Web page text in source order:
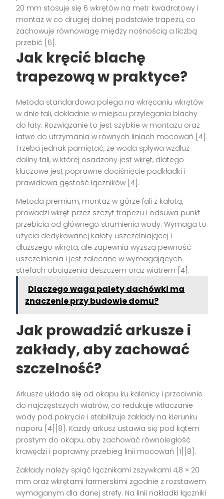
20 mm stosuje się 6 wkrętów na metr kwadratowy i
montaż w co drugiej dolnej podstawie trapezu, co
zachowuje równowagę między nośnością a liczbą
przebić [6].
Jak kręcić blachę
trapezową w praktyce?
Metoda standardowa polega na wkręcaniu wkrętów
w dnie fali, dokładnie w miejscu przylegania blachy
do łaty. Rozwiązanie to jest szybkie w montażu oraz
łatwe do utrzymania w równych liniach mocowań [4].
Trzeba jednak pamiętać, że woda spływa wzdłuż
doliny fali, w której osadzony jest wkręt, dlatego
kluczowe jest poprawne dociśnięcie podkładki i
prawidłowa gęstość łączników [4].
Metoda premium, montaż w górze fali z kałotą,
prowadzi wkręt przez szczyt trapezu i odsuwa punkt
przebicia od głównego strumienia wody. Wymaga to
użycia dedykowanej kałoty uszczelniającej i
dłuższego wkręta, ale zapewnia wyższą pewność
uszczelnienia i jest zalecane w wymagających
strefach obciążenia deszczem oraz wiatrem [4].
Dlaczego waga palety dachówki ma
znaczenie przy budowie domu?
Jak prowadzić arkusze i
zakłady, aby zachować
szczelność?
Arkusze układa się od okapu ku kalenicy i przeciwnie
do najczęstszych wiatrów, co redukuje wtłaczanie
wody pod pokrycie i stabilizuje zakłady na kierunku
naporu [4][8]. Każdy arkusz ustawia się pod kątem
prostym do okapu, aby zachować równoległość
krawędzi i poprawny przebieg linii mocowań [1][8].
Zakłady należy spiąć łącznikami zszywkami 4,8 × 20
mm oraz wkrętami farmerskimi zgodnie z rozstawem
wymaganym dla danej strefy. Na linii nakładki łączniki